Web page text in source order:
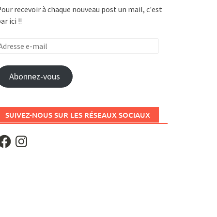
recevoir à chaque nouveau post un mail, c'est
ici !!
Abonnez-vous
SUIVEZ-NOUS SUR LES RÉSEAUX SOCIAUX
Instagram